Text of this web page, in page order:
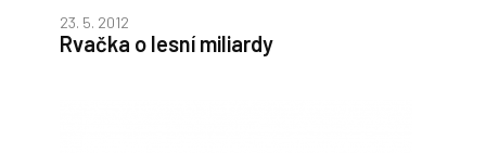
23. 5. 2012
Rvačka o lesní miliardy